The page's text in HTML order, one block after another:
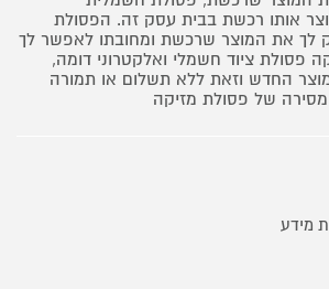
אותו רכשת בבית עסק זה. הפסולת
לך את המוצר שרכשת ומחובתו לאפשר לך
פסולת ציוד חשמלי ואלקטרוני דומה,
החדש וזאת ללא תשלום או תמורה
של פסולת מזיקה
מידע